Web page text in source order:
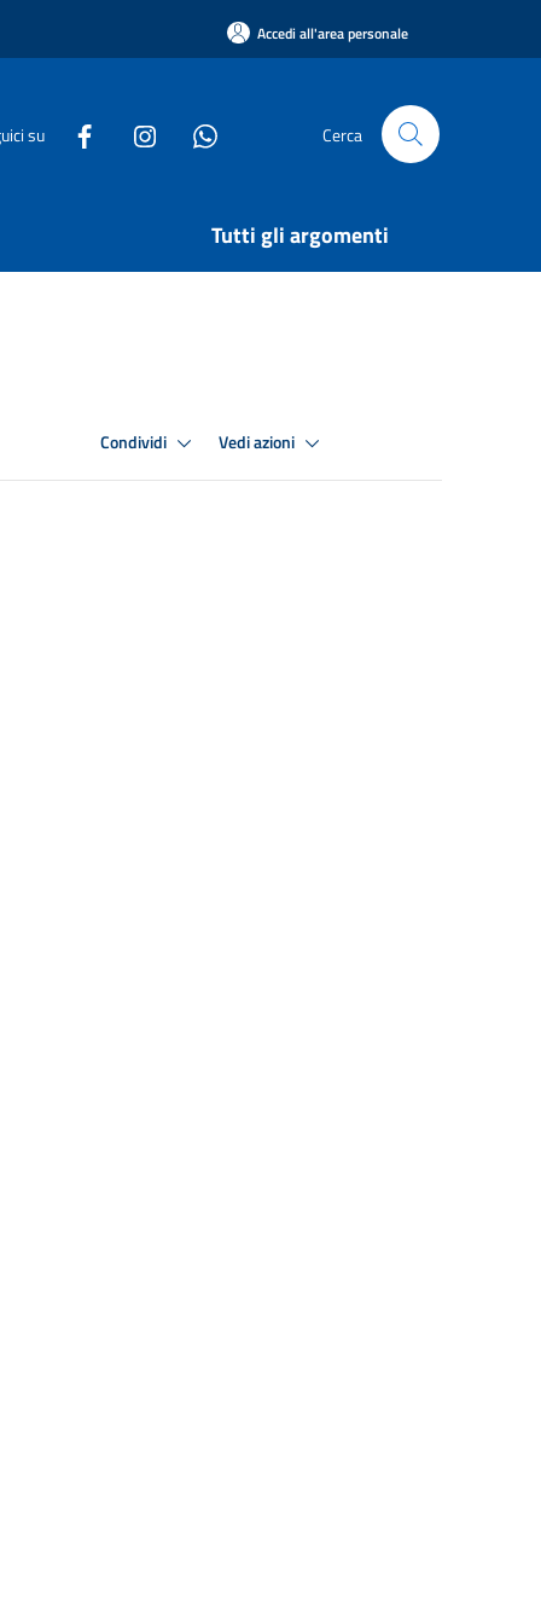
Accedi all'area personale
su Cerca
Tutti gli argomenti
Condividi Vedi azioni